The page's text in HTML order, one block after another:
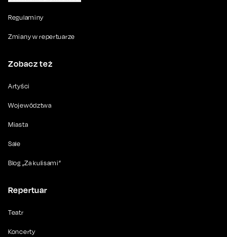
Regulaminy
Zmiany w repertuarze
Zobacz też
Artyści
Województwa
Miasta
Sale
Blog „Za kulisami”
Repertuar
Teatr
Koncerty